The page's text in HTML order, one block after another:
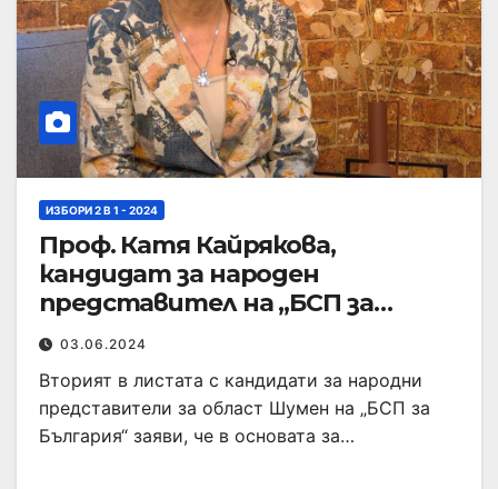
ИЗБОРИ 2 В 1 - 2024
Проф. Катя Кайрякова,
кандидат за народен
представител на „БСП за
България“: Крайно време е да се
вземем в ръце за благото на
това общество
03.06.2024
Вторият в листата с кандидати за народни
представители за област Шумен на „БСП за
България“ заяви, че в основата за…